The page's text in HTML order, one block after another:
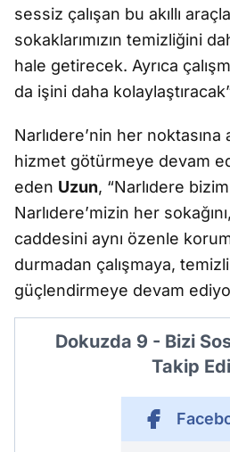
sessiz çalışan bu akıllı
sokaklarımızın temizliğini
hale getirecek. Ayrıca
da işini daha
Narlıdere’nin her noktasına
hizmet götürmeye devam
eden Uzun, “Narlıdere
Narlıdere’mizin her
caddesini aynı özenle
durmadan çalışmaya,
güçlendirmeye devam
Dokuzda 9 - Bizi
Takip